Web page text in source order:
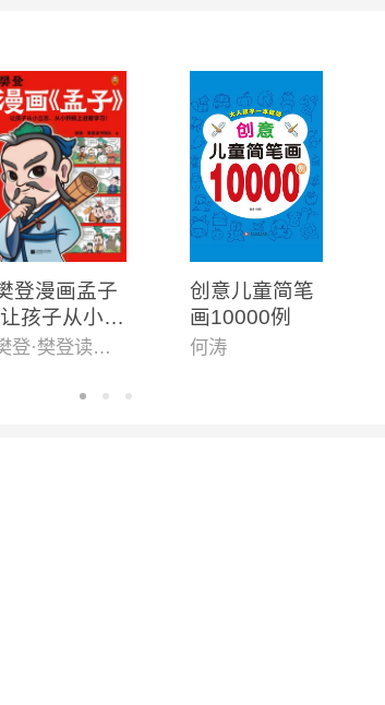
+)
登漫画孟子
孩子从小立
,从小积极上
漫画还原孟子
樊登·樊登读书团队
创意儿童简笔
画10000例
何涛